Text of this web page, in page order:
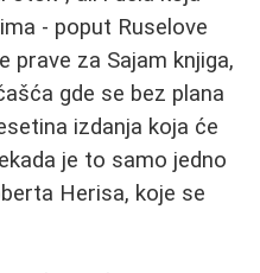
- poput Ruselove
prave za Sajam knjiga,
gde se bez plana
izdanja koja će
je to samo jedno
Herisa, koje se